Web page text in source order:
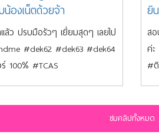
องเน็ตด้วยจ้า
ล้ว ปรบมือรัวๆ เยี่ยมสุดๆ เลยไป
#dek62 #dek63 #dek64
100% #TCAS
ยิ
ส
ค่
#
ชมคลิปทั้งหมด